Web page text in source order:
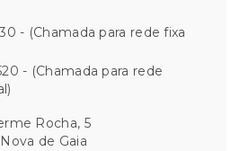
- (Chamada para rede fixa
- (Chamada para rede
Rocha, 5
de Gaia